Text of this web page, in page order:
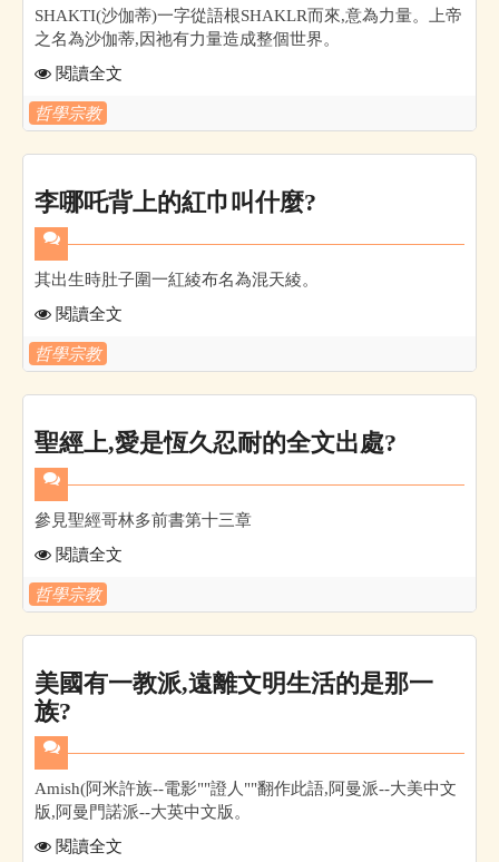
SHAKTI(沙伽蒂)一字從語根SHAKLR而來,意為力量。上帝
之名為沙伽蒂,因祂有力量造成整個世界。
閱讀全文
哲學宗教
李哪吒背上的紅巾叫什麼?
其出生時肚子圍一紅綾布名為混天綾。
閱讀全文
哲學宗教
聖經上,愛是恆久忍耐的全文出處?
參見聖經哥林多前書第十三章
閱讀全文
哲學宗教
美國有一教派,遠離文明生活的是那一
族?
Amish(阿米許族--電影""證人""翻作此語,阿曼派--大美中文
版,阿曼門諾派--大英中文版。
閱讀全文